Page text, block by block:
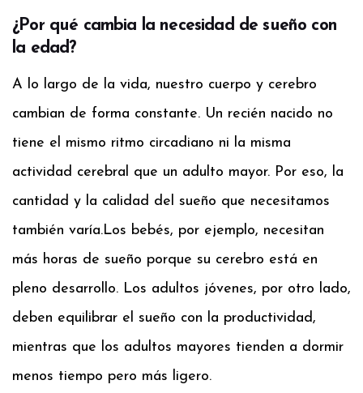
¿Por qué cambia la necesidad de sueño con
la edad?
A lo largo de la vida, nuestro cuerpo y cerebro
cambian de forma constante. Un recién nacido no
tiene el mismo ritmo circadiano ni la misma
actividad cerebral que un adulto mayor. Por eso, la
cantidad y la calidad del sueño que necesitamos
también varía.Los bebés, por ejemplo, necesitan
más horas de sueño porque su cerebro está en
pleno desarrollo. Los adultos jóvenes, por otro lado,
deben equilibrar el sueño con la productividad,
mientras que los adultos mayores tienden a dormir
menos tiempo pero más ligero.